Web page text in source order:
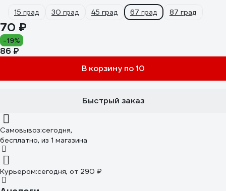
15 град 30 град 45 град 67 град 87 град
70 ₽
-19%
86 ₽
В корзину по 10
Быстрый заказ
Самовывоз:сегодня,
бесплатно, из 1 магазина
Курьером:сегодня, от 290 ₽